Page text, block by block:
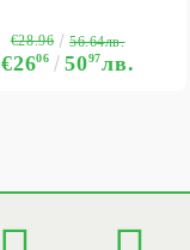
€2606 5097лв.
€28.96 56.64лв.